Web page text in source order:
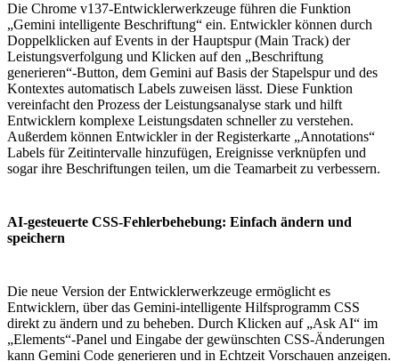
Die Chrome v137-Entwicklerwerkzeuge führen die Funktion
„Gemini intelligente Beschriftung“ ein. Entwickler können durch
Doppelklicken auf Events in der Hauptspur (Main Track) der
Leistungsverfolgung und Klicken auf den „Beschriftung
generieren“-Button, dem Gemini auf Basis der Stapelspur und des
Kontextes automatisch Labels zuweisen lässt. Diese Funktion
vereinfacht den Prozess der Leistungsanalyse stark und hilft
Entwicklern komplexe Leistungsdaten schneller zu verstehen.
Außerdem können Entwickler in der Registerkarte „Annotations“
Labels für Zeitintervalle hinzufügen, Ereignisse verknüpfen und
sogar ihre Beschriftungen teilen, um die Teamarbeit zu verbessern.
AI-gesteuerte CSS-Fehlerbehebung: Einfach ändern und
speichern
Die neue Version der Entwicklerwerkzeuge ermöglicht es
Entwicklern, über das Gemini-intelligente Hilfsprogramm CSS
direkt zu ändern und zu beheben. Durch Klicken auf „Ask AI“ im
„Elements“-Panel und Eingabe der gewünschten CSS-Änderungen
kann Gemini Code generieren und in Echtzeit Vorschauen anzeigen.